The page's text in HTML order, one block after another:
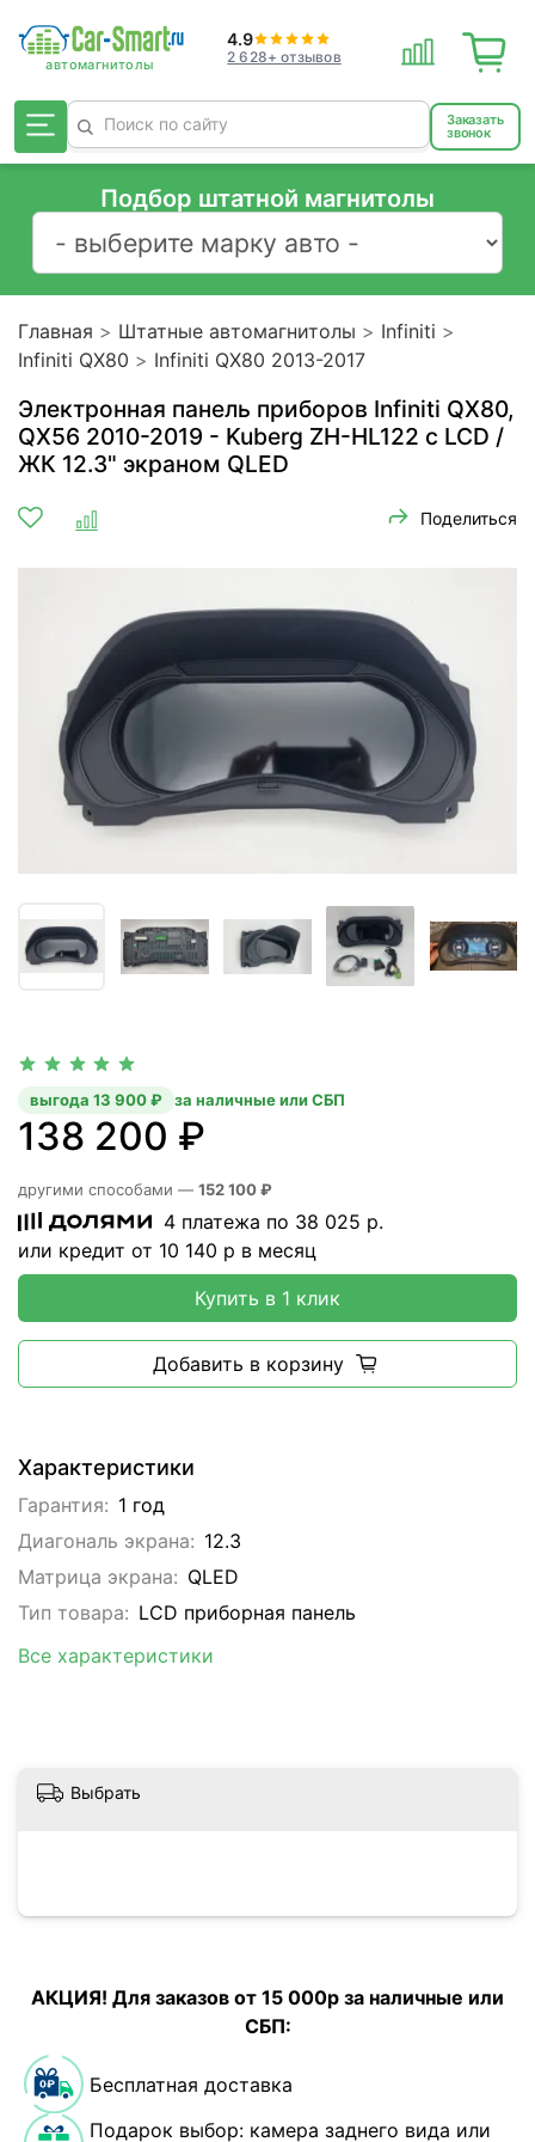
4.9
2 628+ отзывов
Заказать
звонок
Подбор штатной магнитолы
Главная Штатные автомагнитолы
Infiniti
Infiniti QX80
Infiniti QX80 2013-2017
Электронная панель приборов Infiniti QX80,
QX56 2010-2019 - Kuberg ZH-HL122 с LCD /
ЖК 12.3" экраном QLED
Поделиться
Характеристики
Гарантия: 1 год
Диагональ экрана: 12.3
Матрица экрана: QLED
Тип товара: LCD приборная панель
Все характеристики
138 200 ₽
выгода 13 900 ₽ за наличные или СБП
другими способами — 152 100 ₽
4 платежа по 38 025 р.
или кредит от 10 140 р в месяц
Купить в 1 клик
Добавить в корзину
Выбрать
АКЦИЯ! Для заказов от 15 000р за наличные или
СБП:
Бесплатная доставка
Подарок выбор: камера заднего вида или